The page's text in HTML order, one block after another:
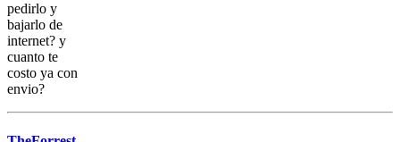
pedirlo y
bajarlo de
internet? y
cuanto te
costo ya con
envio?